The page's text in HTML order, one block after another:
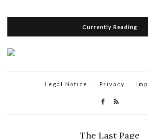
Currently Reading
Legal Notice. Privacy.
The Last Page